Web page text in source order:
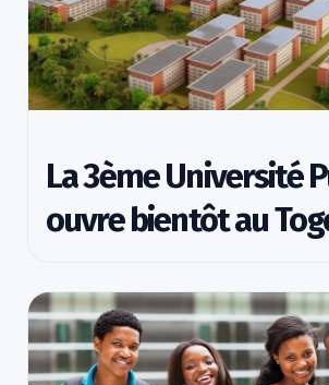
La 3ème Université
ouvre bientôt au